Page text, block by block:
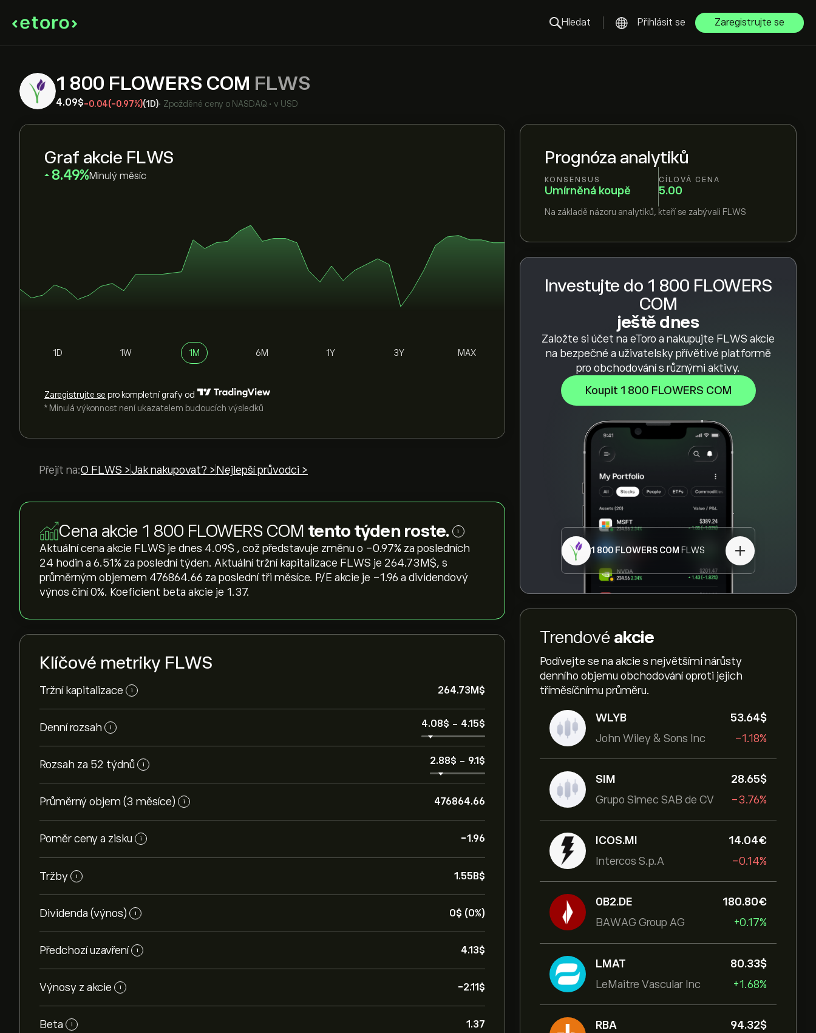
Hledat Přihlásit se Zaregistrujte se
1 800 FLOWERS COM FLWS
4.09‎$‎-0.04(-0.97%)(1D)• Zpožděné ceny o NASDAQ • v USD
Prognóza analytiků
KONSENSUS
Umírněná koupě
CÍLOVÁ CENA
5.00
Na základě názoru analytiků, kteří se zabývali FLWS
Investujte do 1 800 FLOWERS
COM
ještě dnes
Založte si účet na eToro a nakupujte FLWS akcie
na bezpečné a uživatelsky přívětivé platformě
pro obchodování s různými aktivy.
Koupit 1 800 FLOWERS COM
1 800 FLOWERS COM FLWS
Trendové akcie
Podívejte se na akcie s největšími nárůsty
denního objemu obchodování oproti jejich
tříměsíčnímu průměru.
WLYB
John Wiley & Sons Inc
53.64‎$‎
-1.18%
SIM
Grupo Simec SAB de CV
28.65‎$‎
-3.76%
ICOS.MI
Intercos S.p.A
14.04‎€‎
-0.14%
0B2.DE
BAWAG Group AG
180.80‎€‎
+0.17%
LMAT
LeMaitre Vascular Inc
80.33‎$‎
+1.68%
RBA
94.32‎$‎
Graf akcie FLWS
‎8.49‎ Minulý měsíc
1D 1W 1M 6M 1Y 3Y MAX
Zaregistrujte se pro kompletní grafy od
* Minulá výkonnost není ukazatelem budoucích výsledků
Přejít na:O FLWS >Jak nakupovat? > Nejlepší průvodci >
Cena akcie 1 800 FLOWERS COM tento týden roste. i
Aktuální cena akcie FLWS je dnes 4.09‎$‎ , což představuje změnu o ‎-0.97‎% za posledních
24 hodin a ‎6.51‎% za poslední týden. Aktuální tržní kapitalizace FLWS je 264.73M‎$‎, s
průměrným objemem 476864.66 za poslední tři měsíce. P/E akcie je -1.96 a dividendový
výnos činí 0%. Koeficient beta akcie je 1.37.
Klíčové metriky FLWS
Tržní kapitalizace i 264.73M‎$‎
Denní rozsah i 4.08‎$‎ - 4.15‎$‎
Rozsah za 52 týdnů i 2.88‎$‎ - 9.1‎$‎
Průměrný objem (3 měsíce) i 476864.66
Poměr ceny a zisku i -1.96
Tržby i 1.55B‎$‎
Dividenda (výnos) i 0‎$‎ (0%)
Předchozí uzavření i 4.13‎$‎
Výnosy z akcie i -2.11‎$‎
Beta i 1.37